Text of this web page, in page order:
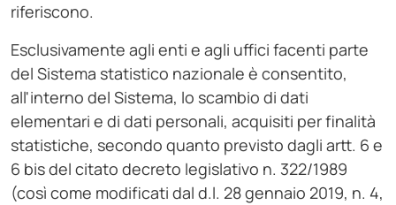
riferiscono.
Esclusivamente agli enti e agli uffici facenti parte
del Sistema statistico nazionale è consentito,
all'interno del Sistema, lo scambio di dati
elementari e di dati personali, acquisiti per finalità
statistiche, secondo quanto previsto dagli artt. 6 e
6 bis del citato decreto legislativo n. 322/1989
(così come modificati dal d.l. 28 gennaio 2019, n. 4,